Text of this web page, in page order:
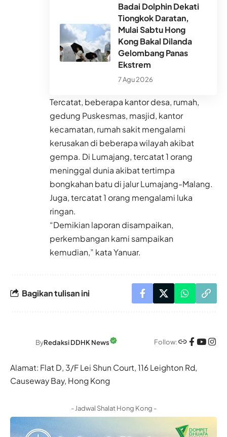
Badai Dolphin Dekati
Tiongkok Daratan,
Mulai Sabtu Hong
Kong Bakal Dilanda
Gelombang Panas
Ekstrem
7 Agu 2026
Tercatat, beberapa kantor desa, rumah,
gedung Puskesmas, masjid, kantor
kecamatan, rumah sakit mengalami
kerusakan di beberapa wilayah akibat
gempa. Di Lumajang, tercatat 1 orang
meninggal dunia akibat tertimpa
bongkahan batu di jalur Lumajang-Malang.
Juga, tercatat 1 orang mengalami luka
ringan.
“Demikian laporan disampaikan,
perkembangan kami sampaikan
kemudian,” kata Yanuar.
Bagikan tulisan ini
ByRedaksi DDHK News Follow:
Alamat: Flat D, 3/F Lei Shun Court, 116 Leighton Rd,
Causeway Bay, Hong Kong
- Jadwal Shalat Hong Kong -